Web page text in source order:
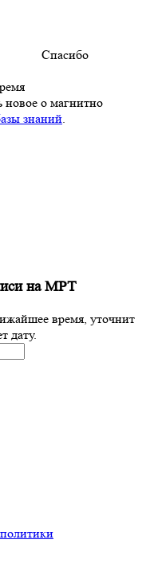
Спасибо
новое о магнитно
знаний.
на МРТ
время, уточнит
дату.
политики